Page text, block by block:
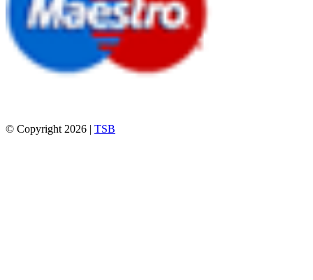
© Copyright 2026 | TSB